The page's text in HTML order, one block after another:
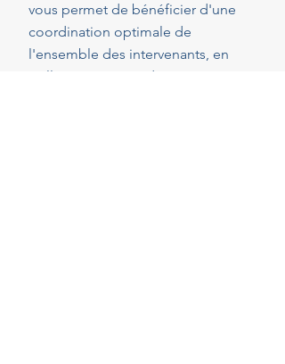
vous permet de bénéficier d'une
coordination optimale de
l'ensemble des intervenants, en
veillant au respect de vos attentes,